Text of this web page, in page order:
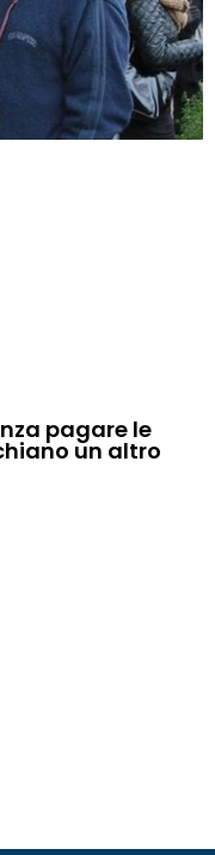
pagare le
un altro